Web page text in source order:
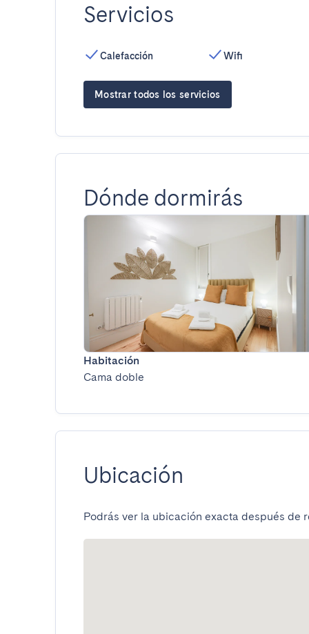
Servicios
Calefacción Wifi
Mostrar todos los servicios
Dónde dormirás
Habitación
Cama doble
Ubicación
Podrás ver la ubicación exacta después de